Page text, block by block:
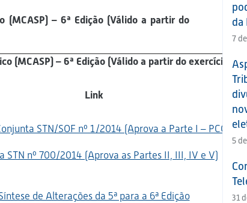
(MCASP) – 6ª Edição (Válido a partir do
(MCASP) – 6ª Edição (Válido a partir do exercício de
Link
STN/SOF nº 1/2014 (Aprova a Parte I – PCO)
STN nº 700/2014 (Aprova as Partes II, III, IV e V)
de Alterações da 5ª para a 6ª Edição
da
7
5
31